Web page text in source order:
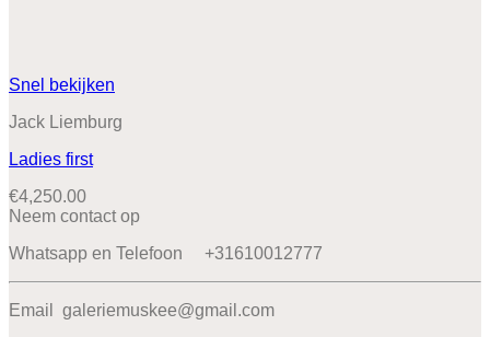
Snel bekijken
Jack Liemburg
Ladies first
€4,250.00
Neem contact op
Whatsapp en Telefoon +31610012777
Email galeriemuskee@gmail.com